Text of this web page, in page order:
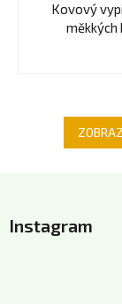
Kovový
měkkých
pInstagram